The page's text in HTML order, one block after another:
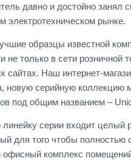
давно и достойно занял
электротехническом рынке.
образцы известной
не только в сети розничной
сайтах. Наш интернет-
новую серийную коллекцию
под общим названием –
серии входит целый
для того чтобы полностью
офисный комплекс